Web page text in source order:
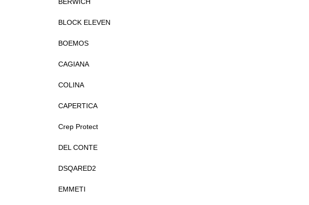
BLOCK ELEVEN
BOEMOS
CAGIANA
COLINA
CAPERTICA
Crep Protect
DEL CONTE
DSQARED2
EMMETI